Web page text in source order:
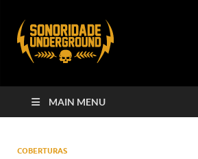
MAIN MENU
COBERTURAS